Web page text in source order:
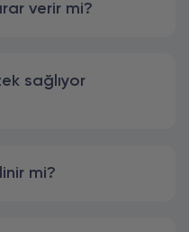
verir mi?
sağlıyor
mi?